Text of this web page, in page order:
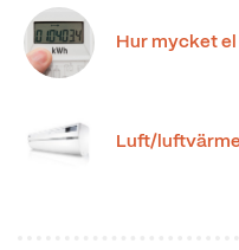
Hur mycket
Luft/